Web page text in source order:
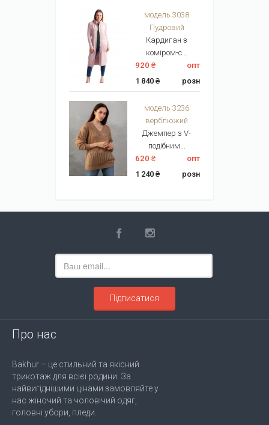
модель 3038
Пудровий
Кардиган з
коміром-с...
920 ₴
опт
1 840 ₴
розн
модель 3236
верблюжий
Джемпер з V-
подібним...
620 ₴
опт
1 240 ₴
розн
Підписатися
Про нас
Bakhur – це стильний та якісний
трикотаж для всієї родини. За
найвигіднішими цінами замовляйте у
нас жіночий та чоловічий одяг,
головні убори, пледи.